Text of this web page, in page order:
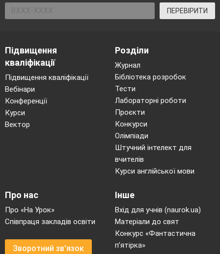
ПЕРЕВІРИТИ
Підвищення
кваліфікації
Підвищення кваліфікації
Вебінари
Конференції
Курси
Вектор
Розділи
Журнал
Бібліотека розробок
Тести
Лабораторні роботи
Проєкти
Конкурси
Олімпіади
Штучний інтелект для
вчителів
Курси англійської мови
Про нас
Про «На Урок»
Співпраця закладів освіти
Зворотний зв'язок
Інше
Вхід для учнів (naurok.ua)
Матеріали до свят
Конкурс «Фантастична
п’ятірка»